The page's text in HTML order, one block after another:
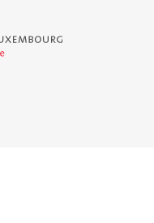
Luxembourg - Service